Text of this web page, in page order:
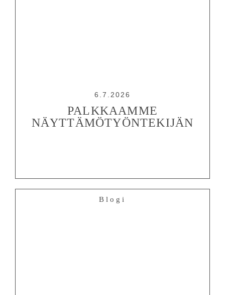
OHJELMISTO
LIPUT
PALVELUT
6.7.2026
PALKKAAMME
NÄYTTÄMÖTYÖNTEKIJÄN
Blogi